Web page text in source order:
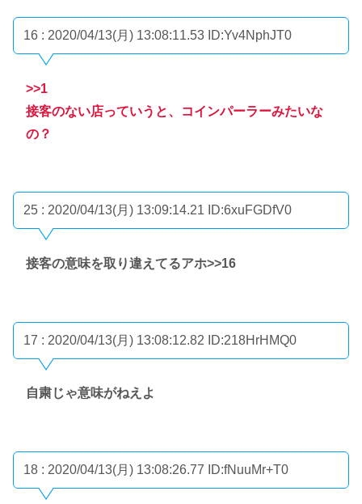
16 : 2020/04/13(月) 13:08:11.53 ID:Yv4NphJT0
>>1
接客のない店っていうと、コインパーラーみたいな
の？
25 : 2020/04/13(月) 13:09:14.21 ID:6xuFGDfV0
接客の意味を取り違えてるアホ>>16
17 : 2020/04/13(月) 13:08:12.82 ID:218HrHMQ0
自粛じゃ意味がねえよ
18 : 2020/04/13(月) 13:08:26.77 ID:fNuuMr+T0